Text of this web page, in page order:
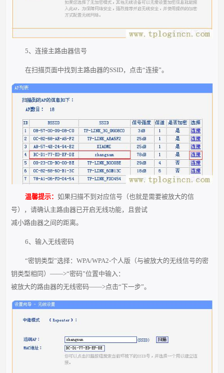
5、连接主路由器信号
在扫描页面中找到主路由器的SSID，点击“连接”。
温馨提示： 如果扫描不到对应信号（也就是需要被放大的信
号），请确认主路由器已开启无线功能，且尝试
减小路由器之间的距离。
6、输入无线密码
“密钥类型”选择：WPA/WPA2-个人版（与被放大的无线信号的密
钥类型相同）——>“密码”位置中输入：
被放大的路由器的无线密码——>点击“下一步”。